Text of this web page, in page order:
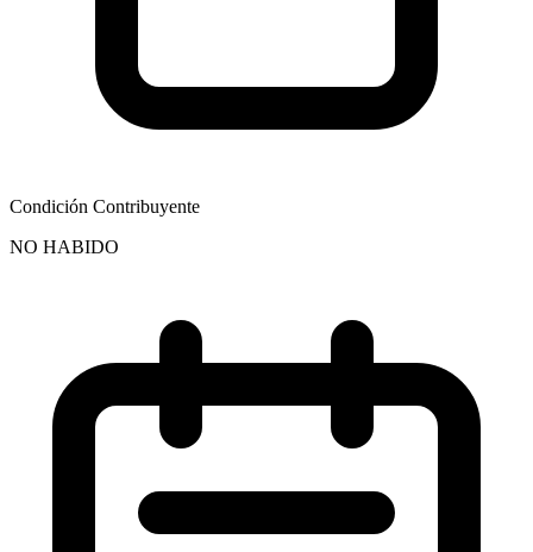
Condición Contribuyente
NO HABIDO